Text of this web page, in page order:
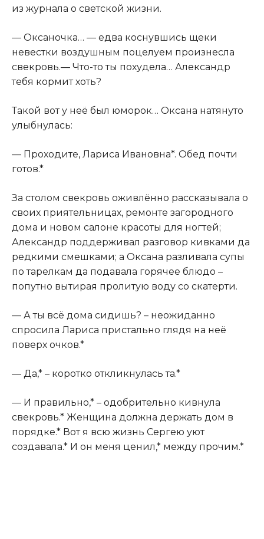
из журнала о светской жизни.
— Оксаночка… — едва коснувшись щеки
невестки воздушным поцелуем произнесла
свекровь.— Что-то ты похудела… Александр
тебя кормит хоть?
Такой вот у неё был юморок… Оксана натянуто
улыбнулась:
— Проходите, Лариса Ивановна*. Обед почти
готов.*
За столом свекровь оживлённо рассказывала о
своих приятельницах, ремонте загородного
дома и новом салоне красоты для ногтей;
Александр поддерживал разговор кивками да
редкими смешками; а Оксана разливала супы
по тарелкам да подавала горячее блюдо –
попутно вытирая пролитую воду со скатерти.
— А ты всё дома сидишь? – неожиданно
спросила Лариса пристально глядя на неё
поверх очков.*
— Да,* – коротко откликнулась та.*
— И правильно,* – одобрительно кивнула
свекровь.* Женщина должна держать дом в
порядке.* Вот я всю жизнь Сергею уют
создавала.* И он меня ценил,* между прочим.*